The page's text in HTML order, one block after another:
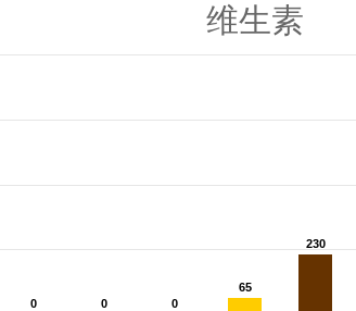
维生素
0
0 0
0 0
0
65
65
230
230